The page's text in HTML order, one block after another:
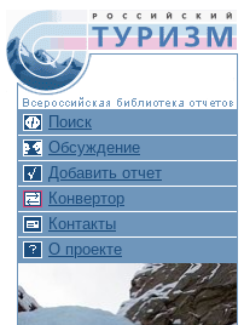
Поиск
Обсуждение
Добавить отчет
Конвертор
Контакты
О проекте